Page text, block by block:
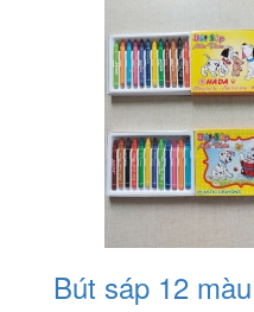
Bút sáp 12